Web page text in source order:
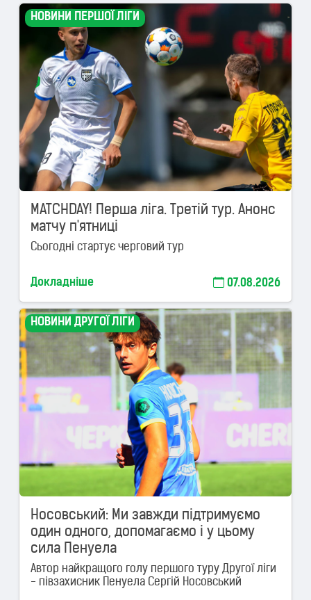
НОВИНИ ПЕРШОЇ ЛІГИ
MATCHDAY! Перша ліга. Третій тур. Анонс
матчу п'ятниці
Сьогодні стартує черговий тур
Докладніше 07.08.2026
НОВИНИ ДРУГОЇ ЛІГИ
Носовський: Ми завжди підтримуємо
один одного, допомагаємо і у цьому
сила Пенуела
Автор найкращого голу першого туру Другої ліги
- півзахисник Пенуела Сергій Носовський